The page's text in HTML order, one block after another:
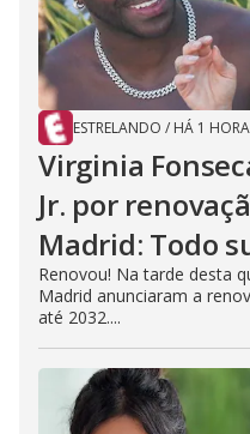
ESTRELANDO / HÁ 1 HORA
Virginia
Jr. por
Madrid: Todo
Renovou! Na tarde desta
Madrid anunciaram a
até 2032....